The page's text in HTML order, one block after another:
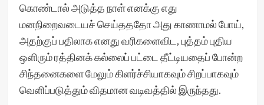
கொண்டால் அடுத்த நாள் எனக்கு எது
மனநிறைவடையச் செய்தததோ அது காணாமல் போய்,
அதற்குப் பதிலாக எனது வரிகளைவிட, புத்தம் புதிய
ஒளிரும் ரத்தினக் கல்லைப் பட்டை தீட்டியதைப் போன்ற
சிந்தனைகளை மேலும் கிளர்ச்சியாகவும் சிறப்பாகவும்
வெளிப்படுத்தும் விதமான வடிவத்தில் இருந்தது.